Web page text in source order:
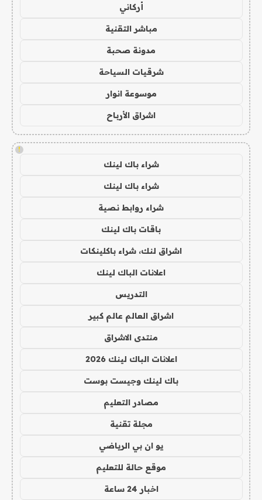
أركاني
مباشر التقنية
مدونة صحبة
شرقيات السياحة
موسوعة انوار
اشراق الأرباح
!
شراء باك لينك
شراء باك لينك
شراء روابط نصية
باقات باك لينك
اشراق لنك، شراء باكلينكات
اعلانات الباك لينك
التدريس
اشراق العالم عالم كبير
منتدى الاشراق
اعلانات الباك لينك 2026
باك لينك وجيست بوست
مصادر التعليم
مجلة تقنية
يو ان بي الرياضي
موقع حالة للتعليم
اخبار 24 ساعة